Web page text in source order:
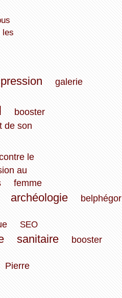
les
pression
galerie
booster
de son
le
au
femme
archéologie belphégor
SEO
sanitaire
booster
Pierre